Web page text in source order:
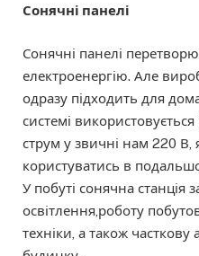
Сонячні панелі
Сонячні панелі
електроенергію. Але
одразу підходить для
системі
струм у звичні нам 220
користуватись в
У побуті сонячна станція
освітлення,роботу
техніки, а також